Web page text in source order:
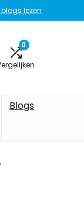
lezen
0
Blogs